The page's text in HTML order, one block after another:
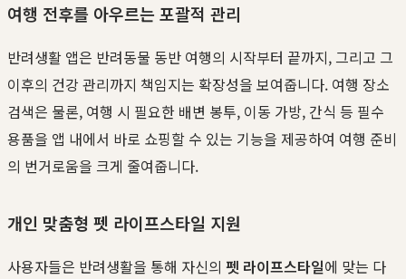
여행 전후를 아우르는 포괄적 관리
반려생활 앱은 반려동물 동반 여행의 시작부터 끝까지, 그리고 그
이후의 건강 관리까지 책임지는 확장성을 보여줍니다. 여행 장소
검색은 물론, 여행 시 필요한 배변 봉투, 이동 가방, 간식 등 필수
용품을 앱 내에서 바로 쇼핑할 수 있는 기능을 제공하여 여행 준비
의 번거로움을 크게 줄여줍니다.
개인 맞춤형 펫 라이프스타일 지원
사용자들은 반려생활을 통해 자신의 펫 라이프스타일에 맞는 다